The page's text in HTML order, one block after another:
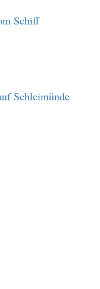
Schiff
Schleimünde